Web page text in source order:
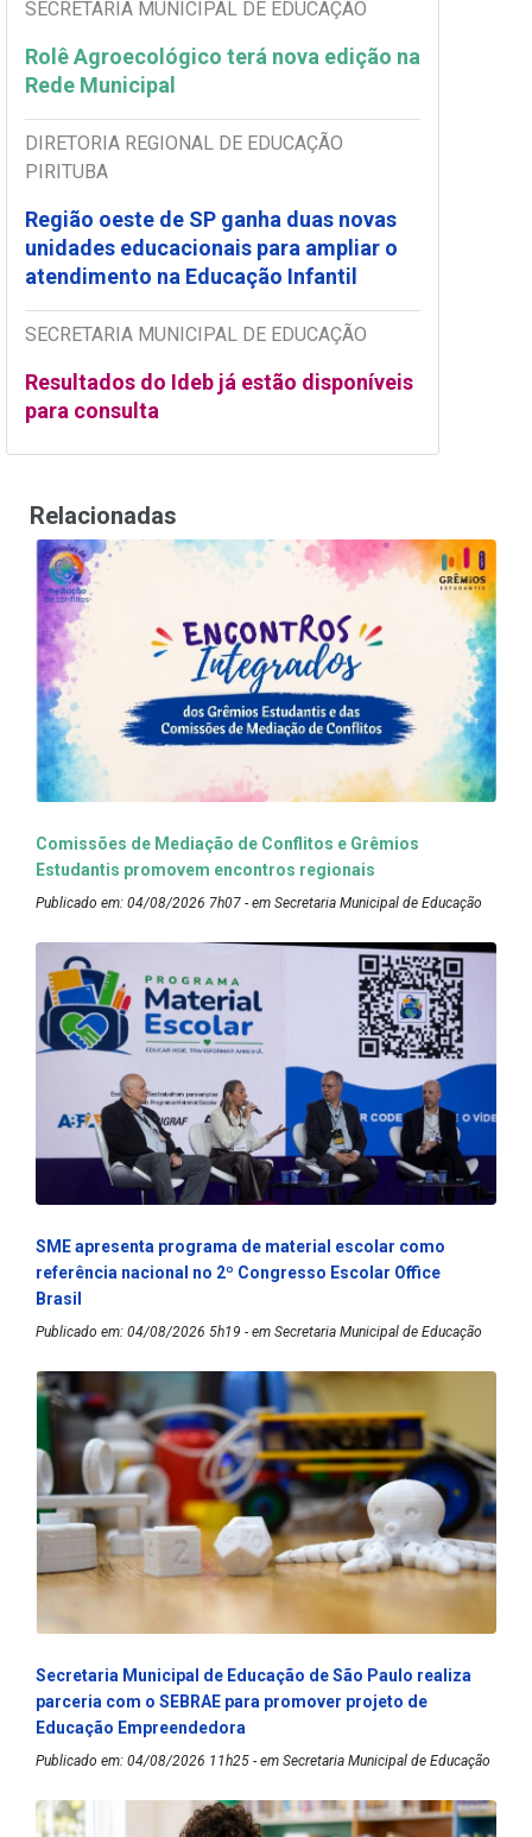
SECRETARIA MUNICIPAL DE EDUCAÇÃO
Rolê Agroecológico terá nova edição na
Rede Municipal
DIRETORIA REGIONAL DE EDUCAÇÃO
PIRITUBA
Região oeste de SP ganha duas novas
unidades educacionais para ampliar o
atendimento na Educação Infantil
SECRETARIA MUNICIPAL DE EDUCAÇÃO
Resultados do Ideb já estão disponíveis
para consulta
Relacionadas
Comissões de Mediação de Conflitos e Grêmios
Estudantis promovem encontros regionais
Publicado em: 04/08/2026 7h07 - em Secretaria Municipal de Educação
SME apresenta programa de material escolar como
referência nacional no 2º Congresso Escolar Office
Brasil
Publicado em: 04/08/2026 5h19 - em Secretaria Municipal de Educação
Secretaria Municipal de Educação de São Paulo realiza
parceria com o SEBRAE para promover projeto de
Educação Empreendedora
Publicado em: 04/08/2026 11h25 - em Secretaria Municipal de Educação